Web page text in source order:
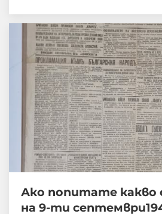
Ако попитате какво
на 9-ти